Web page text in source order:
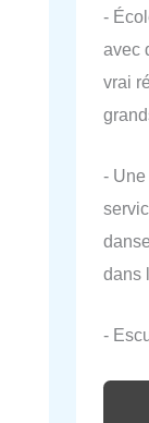
-
avec
vrai
-
dans
-